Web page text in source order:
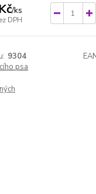
/ks
DPH
9304
psa